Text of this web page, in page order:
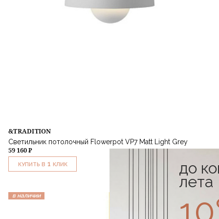
&TRADITION
Светильник потолочный Flowerpot VP7 Matt Light Grey
59 160 ₽
КУПИТЬ В 1 КЛИК
в наличии
до
лета